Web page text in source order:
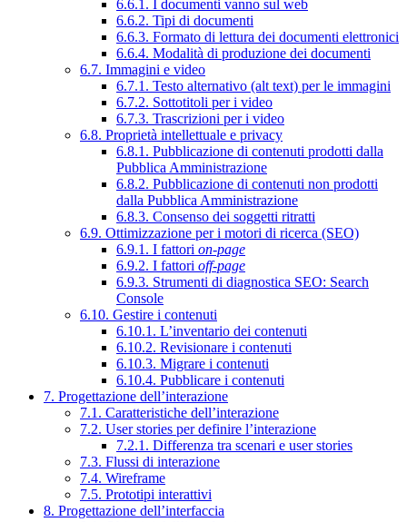
6.6.1. I documenti vanno sul web
6.6.2. Tipi di documenti
6.6.3. Formato di lettura dei documenti elettronici
6.6.4. Modalità di produzione dei documenti
6.7. Immagini e video
6.7.1. Testo alternativo (alt text) per le immagini
6.7.2. Sottotitoli per i video
6.7.3. Trascrizioni per i video
6.8. Proprietà intellettuale e privacy
6.8.1. Pubblicazione di contenuti prodotti dalla
Pubblica Amministrazione
6.8.2. Pubblicazione di contenuti non prodotti
dalla Pubblica Amministrazione
6.8.3. Consenso dei soggetti ritratti
6.9. Ottimizzazione per i motori di ricerca (SEO)
6.9.1. I fattori on-page
6.9.2. I fattori off-page
6.9.3. Strumenti di diagnostica SEO: Search
Console
6.10. Gestire i contenuti
6.10.1. L’inventario dei contenuti
6.10.2. Revisionare i contenuti
6.10.3. Migrare i contenuti
6.10.4. Pubblicare i contenuti
7. Progettazione dell’interazione
7.1. Caratteristiche dell’interazione
7.2. User stories per definire l’interazione
7.2.1. Differenza tra scenari e user stories
7.3. Flussi di interazione
7.4. Wireframe
7.5. Prototipi interattivi
8. Progettazione dell’interfaccia